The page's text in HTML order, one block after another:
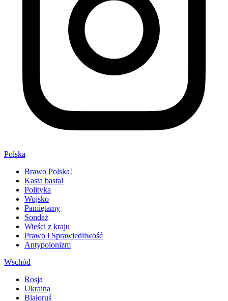
Polska
Brawo Polska!
Kasta basta!
Polityka
Wojsko
Pamiętamy
Sondaż
Wieści z kraju
Prawo i Sprawiedliwość
Antypolonizm
Wschód
Rosja
Ukraina
Białoruś